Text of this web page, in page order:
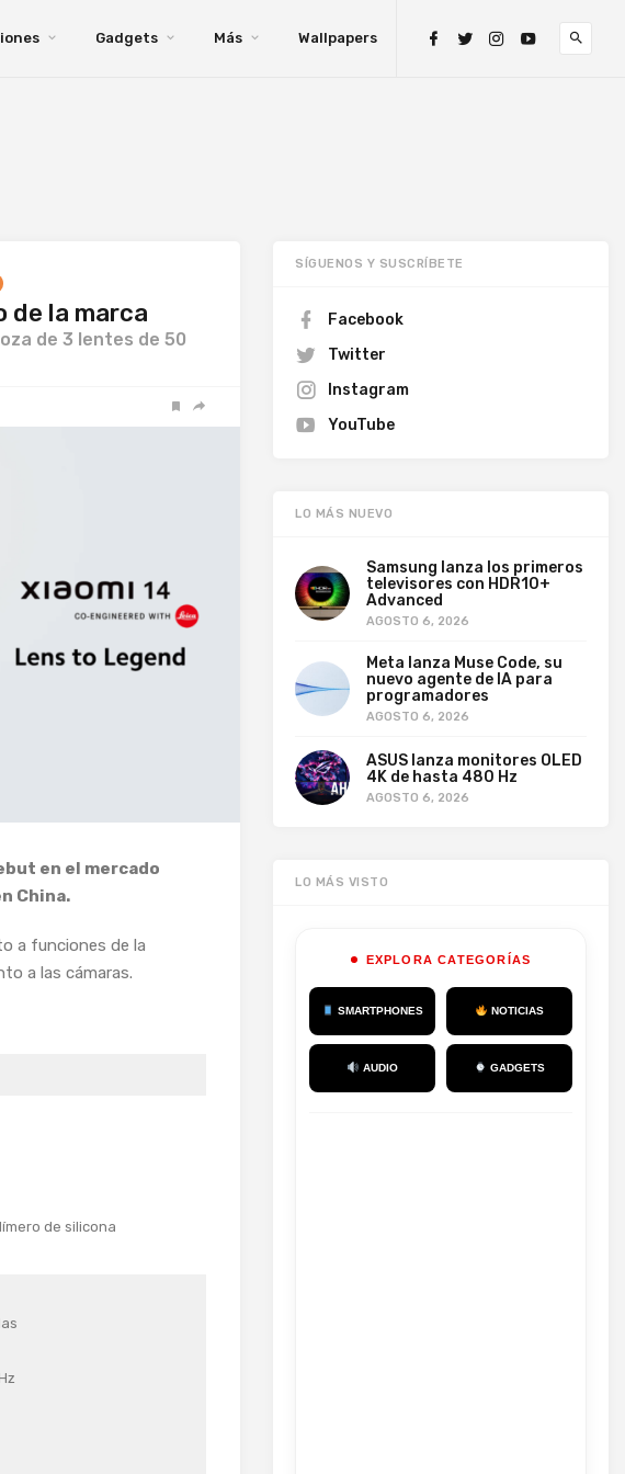
Gadgets Más Wallpapers
de la marca
de 3 lentes de 50
en el mercado
China.
a funciones de la
a las cámaras.
de silicona
SÍGUENOS Y SUSCRÍBETE
Facebook
Twitter
Instagram
YouTube
LO MÁS NUEVO
Samsung lanza los primeros
televisores con HDR10+
Advanced
AGOSTO 6, 2026
Meta lanza Muse Code, su
nuevo agente de IA para
programadores
AGOSTO 6, 2026
ASUS lanza monitores OLED
4K de hasta 480 Hz
AGOSTO 6, 2026
LO MÁS VISTO
EXPLORA CATEGORÍAS
SMARTPHONES NOTICIAS
AUDIO GADGETS